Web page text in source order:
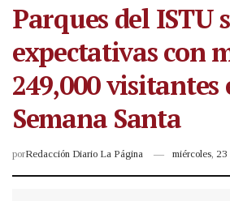
Parques del ISTU
expectativas con
249,000 visitantes
Semana Santa
porRedacción Diario La Página miércoles,